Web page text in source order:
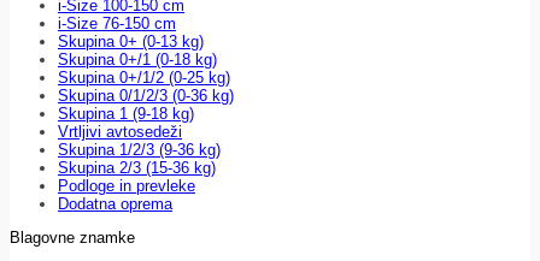
i-Size 100-150 cm
i-Size 76-150 cm
Skupina 0+ (0-13 kg)
Skupina 0+/1 (0-18 kg)
Skupina 0+/1/2 (0-25 kg)
Skupina 0/1/2/3 (0-36 kg)
Skupina 1 (9-18 kg)
Vrtljivi avtosedeži
Skupina 1/2/3 (9-36 kg)
Skupina 2/3 (15-36 kg)
Podloge in prevleke
Dodatna oprema
Blagovne znamke